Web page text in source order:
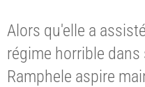
Alors qu'elle a
régime horrible
Ramphele aspire